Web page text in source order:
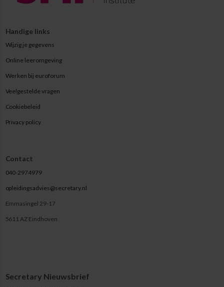
Handige links
Wijzig je gegevens
Online leeromgeving
Werken bij euroforum
Veelgestelde vragen
Cookiebeleid
Privacy policy
Contact
040-2974979
opleidingsadvies@secretary.nl
Emmasingel 29-17
5611 AZ Eindhoven
Secretary Nieuwsbrief